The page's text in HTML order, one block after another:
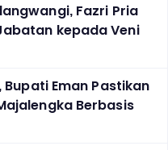
Fazri Pria
kepada Veni
Eman Pastikan
Berbasis